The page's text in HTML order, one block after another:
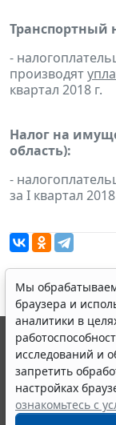
Транспортный
-
производят
квартал 2018 г.
Налог на
область):
-
за I квартал 2018
Мы
браузера и
аналитики в
исследований и
запретить
настройках
ознакомьтесь с
© ООО "НПП
выпускается с
являются
информации
Портал ГАРАНТ.РУ